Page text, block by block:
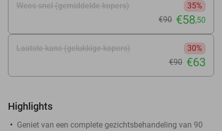
Wees snel (gemiddelde kopers)
35%
€90 €58,50
Laatste kans (gelukkige kopers)
30%
€90 €63
Highlights
Geniet van een complete gezichtsbehandeling van 90